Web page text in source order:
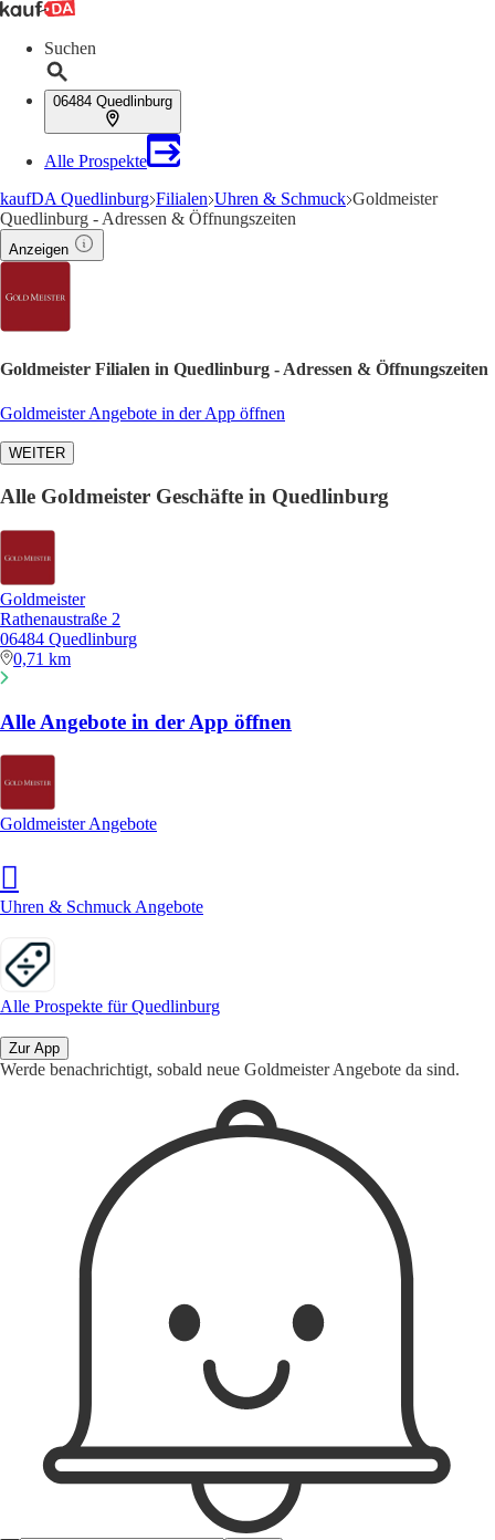
Suchen
06484 Quedlinburg
Alle Prospekte
kaufDA Quedlinburg Filialen Uhren & Schmuck Goldmeister
Quedlinburg - Adressen & Öffnungszeiten
Anzeigen
Goldmeister Filialen in Quedlinburg - Adressen & Öffnungszeiten
Goldmeister Angebote in der App öffnen
WEITER
Alle Goldmeister Geschäfte in Quedlinburg
Goldmeister
Rathenaustraße 2
06484 Quedlinburg
0,71 km
Alle Angebote in der App öffnen
Goldmeister Angebote
Uhren & Schmuck Angebote
Alle Prospekte für Quedlinburg
Zur App
Werde benachrichtigt, sobald neue Goldmeister Angebote da sind.